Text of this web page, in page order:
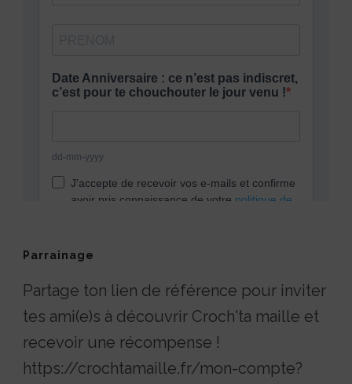
Parrainage
Partage ton lien de référence pour inviter
tes ami(e)s à découvrir Croch'ta maille et
recevoir une récompense !
https://crochtamaille.fr/mon-compte?